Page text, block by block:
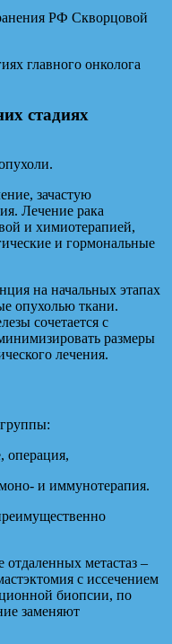
РФ Скворцовой
главного онколога
стадиях
зачастую
Лечение рака
и химиотерапией,
и гормональные
на начальных этапах
опухолью ткани.
сочетается с
размеры
лечения.
операция,
и иммунотерапия.
отдаленных метастаз –
с иссечением
биопсии, по
заменяют